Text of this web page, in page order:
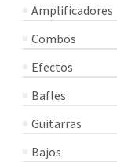
Amplificadores
Combos
Efectos
Bafles
Guitarras
Bajos